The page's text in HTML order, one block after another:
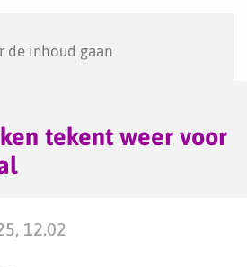
de inhoud gaan
tekent weer voor
12.02